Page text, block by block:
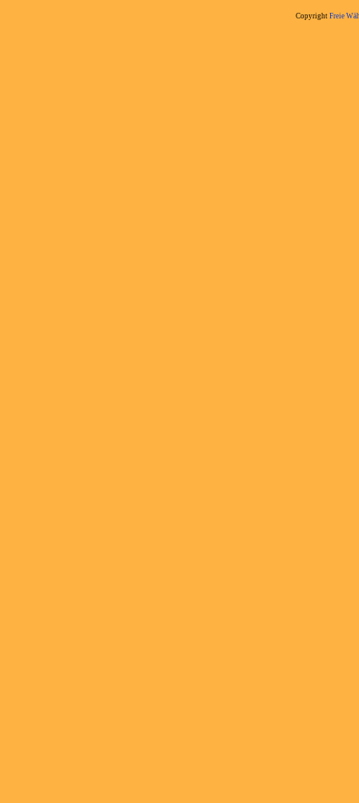
Copyright Freie